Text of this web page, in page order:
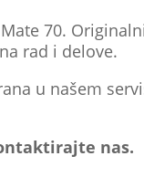
70.
rad i delove.
u našem
nas.